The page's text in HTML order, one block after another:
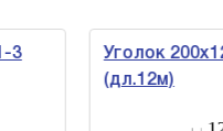
Уголок
(дл.12м)